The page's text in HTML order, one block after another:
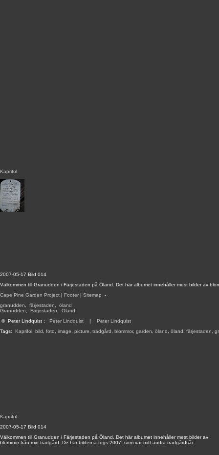
2007-05-17 Bild 014
Välkommen till Granudden i Färjestaden på Öland. Det här albumet innehåller mest bilder av
Cape Pine Garden Project | Footer | Sitemap -
granudden
färjestaden
öland
Granudden
Färjestaden
Öland
© Peter Lindquist : Peter Lindquist | Peter Lindquist
Tags: Kaprifol bild foto image picture trädgård blommor, garden öland öland färjestaden
Kaprifol
Kaprifol
2007-05-17 Bild 014
Välkommen till Granudden i Färjestaden på Öland. Det här albumet innehåller mest bilder av
blommor från min trädgård. De här bilderna togs 2007, som var mitt andra trädgårdsår.